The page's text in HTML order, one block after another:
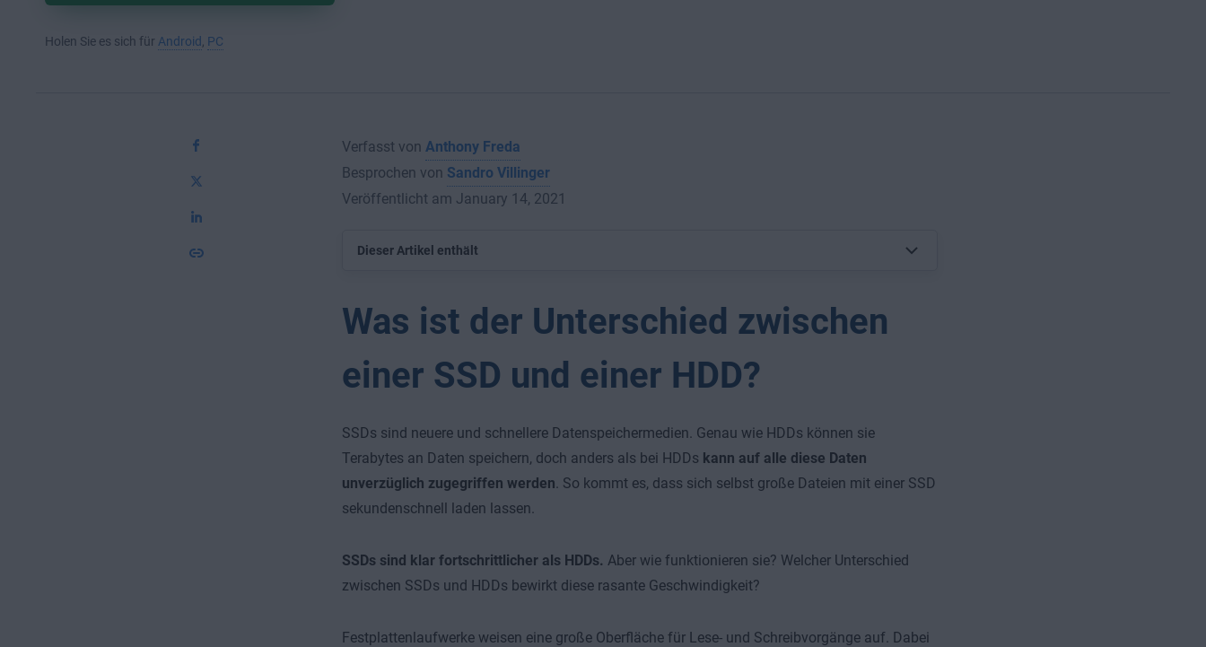
Holen Sie es sich für Android PC
Verfasst von Anthony Freda
Besprochen von Sandro Villinger
Veröffentlicht am January 14, 2021
Dieser Artikel enthält
Was ist der Unterschied zwischen
einer SSD und einer HDD?
SSDs sind neuere und schnellere Datenspeichermedien. Genau wie HDDs können sie
Terabytes an Daten speichern, doch anders als bei HDDs kann auf alle diese Daten
unverzüglich zugegriffen werden. So kommt es, dass sich selbst große Dateien mit einer SSD
sekundenschnell laden lassen.
SSDs sind klar fortschrittlicher als HDDs. Aber wie funktionieren sie? Welcher Unterschied
zwischen SSDs und HDDs bewirkt diese rasante Geschwindigkeit?
Festplattenlaufwerke weisen eine große Oberfläche für Lese- und Schreibvorgänge auf. Dabei